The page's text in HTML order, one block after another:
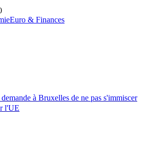
Euro & Finances
à Bruxelles de ne pas s'immiscer
l'UE